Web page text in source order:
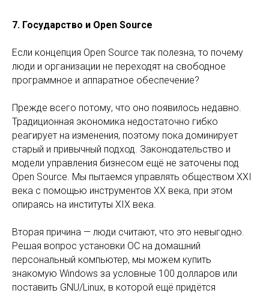
7. Государство и Open Source
Если концепция Open Source так полезна, то почему
люди и организации не переходят на свободное
программное и аппаратное обеспечение?
Прежде всего потому, что оно появилось недавно.
Традиционная экономика недостаточно гибко
реагирует на изменения, поэтому пока доминирует
старый и привычный подход. Законодательство и
модели управления бизнесом ещё не заточены под
Open Source. Мы пытаемся управлять обществом XXI
века с помощью инструментов XX века, при этом
опираясь на институты XIX века.
Вторая причина — люди считают, что это невыгодно.
Решая вопрос установки ОС на домашний
персональный компьютер, мы можем купить
знакомую Windows за условные 100 долларов или
поставить GNU/Linux, в которой ещё придётся